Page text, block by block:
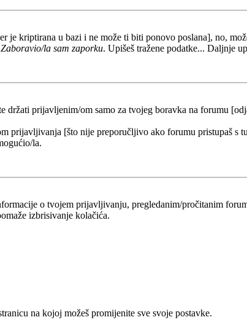
je kriptirana u bazi i ne može ti biti ponovo poslana], no,
Zaboravio/la sam zaporku. Upišeš tražene podatke... Daljnje
držati prijavljenim/om samo za tvojeg boravka na forumu
prijavljivanja [što nije preporučljivo ako forumu pristupaš s
la.
o tvojem prijavljivanju, pregledanim/pročitanim
izbrisivanje kolačića.
na kojoj možeš promijenite sve svoje postavke.